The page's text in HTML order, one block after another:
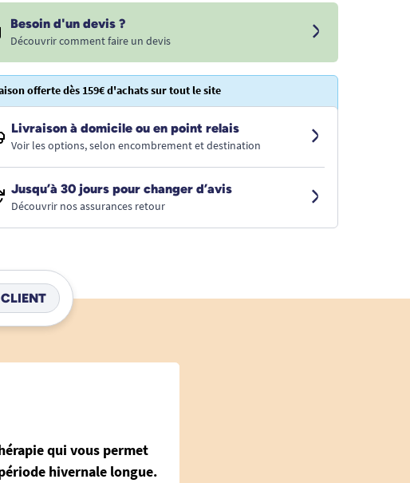
Besoin d'un devis ?
Découvrir comment faire un devis
offerte dès 159€ d'achats sur tout le site
Livraison à domicile ou en point relais
Voir les options, selon encombrement et destination
Jusqu’à 30 jours pour changer d’avis
Découvrir nos assurances retour
qui vous permet
hivernale longue.